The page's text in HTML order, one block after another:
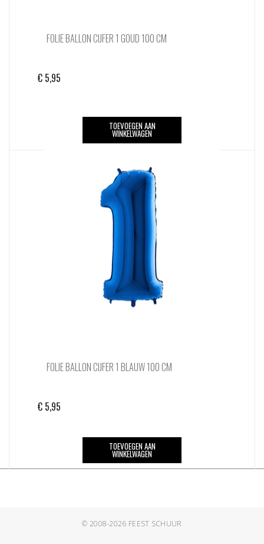
FOLIE BALLON CIJFER 1 GOUD 100 CM
€ 5,95
TOEVOEGEN AAN
WINKELWAGEN
FOLIE BALLON CIJFER 1 BLAUW 100 CM
€ 5,95
TOEVOEGEN AAN
WINKELWAGEN
© 2008-2026 FEEST SCHUUR